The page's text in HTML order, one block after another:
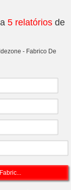
5 relatórios de
- Fabrico De